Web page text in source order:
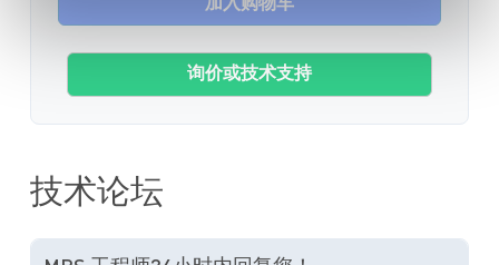
加入购物车
询价或技术支持
技术论坛